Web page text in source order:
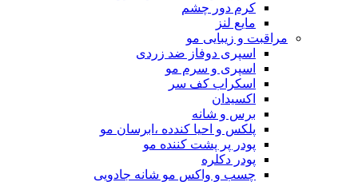
کرم دور چشم
مایع لنز
مراقبت و زیبایی مو
اسپری دوفاز ضد زردی
اسپری و سرم مو
اسکراب کف سر
اکسیدان
برس و شانه
پلکس و احیا کندده ،ابرسان مو
پودر پر پشت کننده مو
پودر دکلره
چسب و واکس مو شانه جادویی